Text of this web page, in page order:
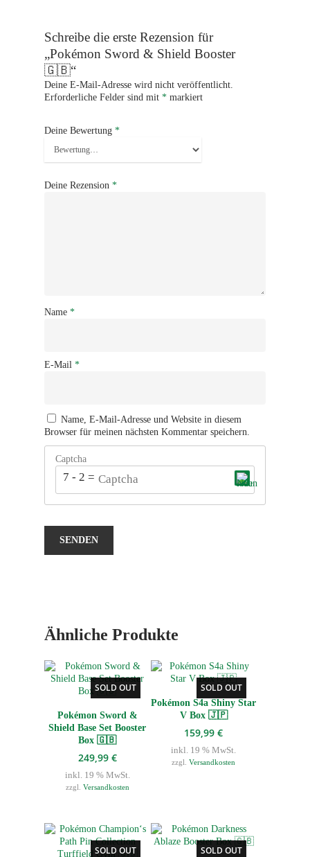
Schreibe die erste Rezension für
„Pokémon Sword & Shield Booster
🇬🇧“
Deine E-Mail-Adresse wird nicht veröffentlicht.
Erforderliche Felder sind mit * markiert
Deine Bewertung *
Deine Rezension *
Name *
E-Mail *
Name, E-Mail-Adresse und Website in diesem
Browser für meinen nächsten Kommentar speichern.
Captcha
7 - 2 = ?
Ähnliche Produkte
SOLD OUT
Pokémon Sword &
Shield Base Set Booster
Box 🇬🇧
249,99 €
inkl. 19 % MwSt.
zzgl. Versandkosten
SOLD OUT
Pokémon S4a Shiny Star
V Box 🇯🇵
159,99€
inkl. 19 % MwSt.
zzgl.Versandkosten
SOLD OUT SOLD OUT